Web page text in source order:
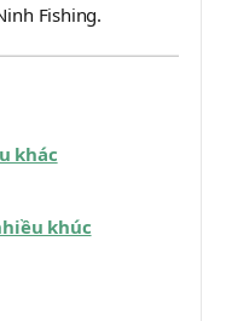
Fishing.
khác
khúc